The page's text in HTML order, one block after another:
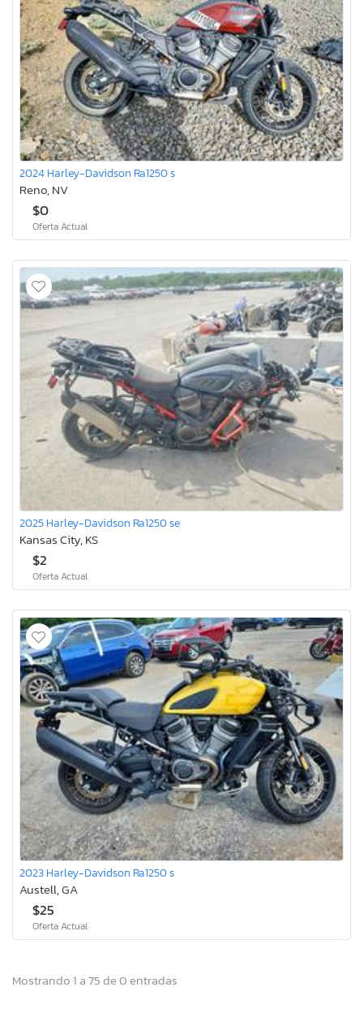
2024 Harley-Davidson Ra1250 s
Reno, NV
$0
Oferta Actual
2025 Harley-Davidson Ra1250 se
Kansas City, KS
$2
Oferta Actual
2023 Harley-Davidson Ra1250 s
Austell, GA
$25
Oferta Actual
Mostrando 1 a 75 de 0 entradas